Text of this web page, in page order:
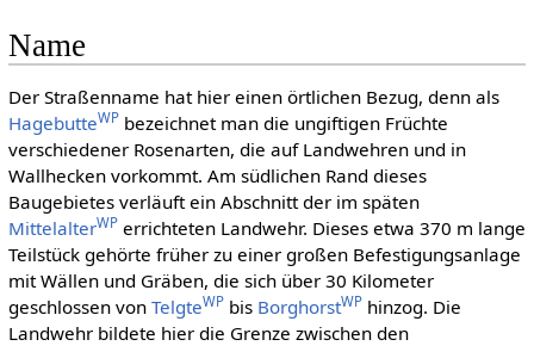
Name
Der Straßenname hat hier einen örtlichen Bezug, denn als
HagebutteWPbezeichnet man die ungiftigen Früchte
verschiedener Rosenarten, die auf Landwehren und in
Wallhecken vorkommt. Am südlichen Rand dieses
Baugebietes verläuft ein Abschnitt der im späten
MittelalterWPerrichteten Landwehr. Dieses etwa 370 m lange
Teilstück gehörte früher zu einer großen Befestigungsanlage
mit Wällen und Gräben, die sich über 30 Kilometer
geschlossen von TelgteWPbis BorghorstWPhinzog. Die
Landwehr bildete hier die Grenze zwischen den